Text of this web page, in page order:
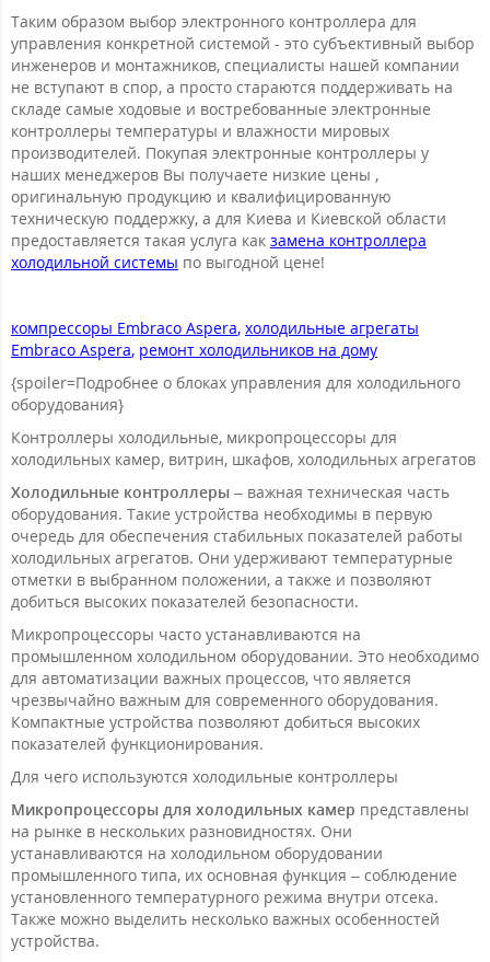
Таким образом выбор электронного контроллера для
управления конкретной системой - это субъективный выбор
инженеров и монтажников, специалисты нашей компании
не вступают в спор, а просто стараются поддерживать на
складе самые ходовые и востребованные электронные
контроллеры температуры и влажности мировых
производителей. Покупая электронные контроллеры у
наших менеджеров Вы получаете низкие цены ,
оригинальную продукцию и квалифицированную
техническую поддержку, а для Киева и Киевской области
предоставляется такая услуга как замена контроллера
холодильной системы по выгодной цене!
компрессоры Embraco Aspera, холодильные агрегаты
Embraco Aspera, ремонт холодильников на дому
{spoiler=Подробнее о блоках управления для холодильного
оборудования}
Контроллеры холодильные, микропроцессоры для
холодильных камер, витрин, шкафов, холодильных агрегатов
Холодильные контроллеры – важная техническая часть
оборудования. Такие устройства необходимы в первую
очередь для обеспечения стабильных показателей работы
холодильных агрегатов. Они удерживают температурные
отметки в выбранном положении, а также и позволяют
добиться высоких показателей безопасности.
Микропроцессоры часто устанавливаются на
промышленном холодильном оборудовании. Это необходимо
для автоматизации важных процессов, что является
чрезвычайно важным для современного оборудования.
Компактные устройства позволяют добиться высоких
показателей функционирования.
Для чего используются холодильные контроллеры
Микропроцессоры для холодильных камер представлены
на рынке в нескольких разновидностях. Они
устанавливаются на холодильном оборудовании
промышленного типа, их основная функция – соблюдение
установленного температурного режима внутри отсека.
Также можно выделить несколько важных особенностей
устройства.